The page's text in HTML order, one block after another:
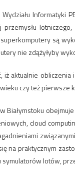
Wydziału
przemysłu
są
nie zdążyłyby
iż aktualnie
czy też pierwsze
Białymstoku
cloud
na praktycznym
lotów,